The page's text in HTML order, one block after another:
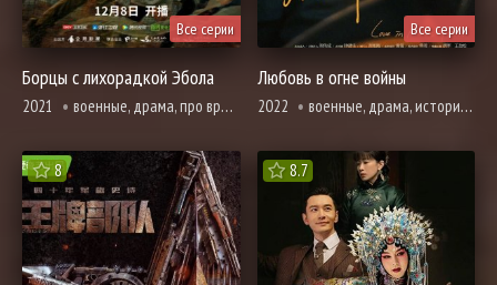
Все серии
Борцы с лихорадкой Эбола
2021 военные, драма, про врачей и медицину
Все серии
Любовь в огне войны
2022 военные, драма, история, мелодрама, романтика, про школу и школьников
8 8.7